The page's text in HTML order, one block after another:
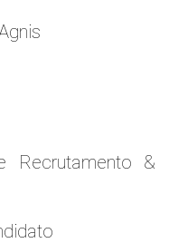
Recrutamento &